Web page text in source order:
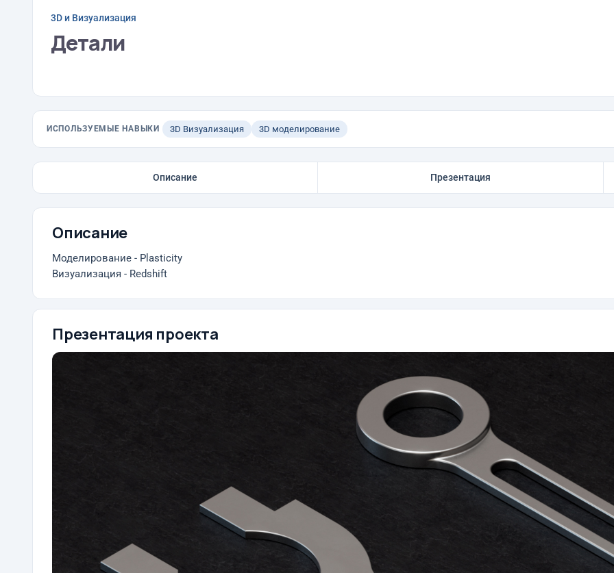
3D и Визуализация
Детали
ИСПОЛЬЗУЕМЫЕ НАВЫКИ 3D Визуализация 3D моделирование
Описание Презентация
Описание
Моделирование - Plasticity
Визуализация - Redshift
Презентация проекта